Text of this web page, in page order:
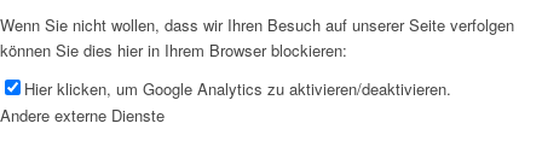
Wenn Sie nicht wollen, dass wir Ihren Besuch auf unserer Seite verfolgen
können Sie dies hier in Ihrem Browser blockieren:
Hier klicken, um Google Analytics zu aktivieren/deaktivieren.
Andere externe Dienste